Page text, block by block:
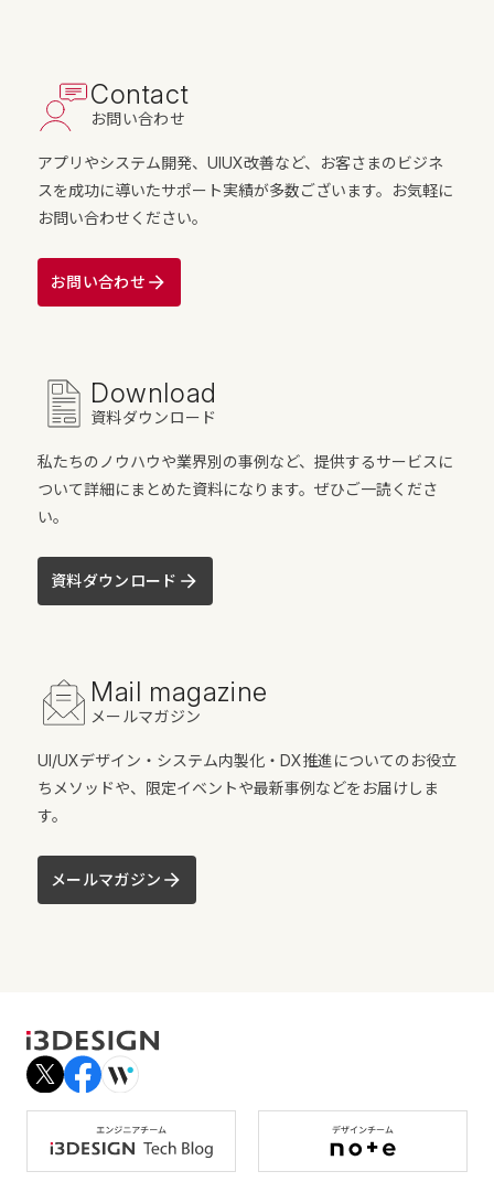
Contact
お問い合わせ
アプリやシステム開発、UIUX改善など、お客さまのビジネ
スを成功に導いたサポート実績が多数ございます。お気軽に
お問い合わせください。
お問い合わせ
Download
資料ダウンロード
私たちのノウハウや業界別の事例など、提供するサービスに
ついて詳細にまとめた資料になります。ぜひご一読くださ
い。
資料ダウンロード
Mail magazine
メールマガジン
UI/UXデザイン・システム内製化・DX推進についてのお役立
ちメソッドや、限定イベントや最新事例などをお届けしま
す。
メールマガジン